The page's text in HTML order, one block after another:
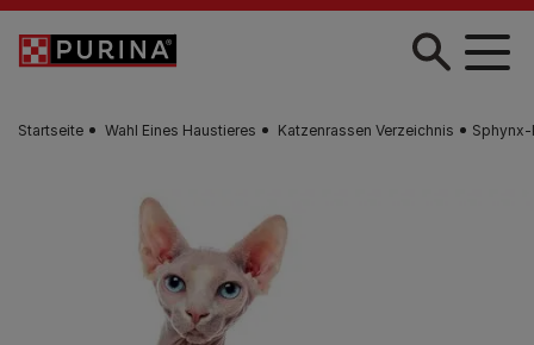
Zum Hauptinhalt springen
Startseite Wahl Eines Haustieres Katzenrassen Verzeichnis